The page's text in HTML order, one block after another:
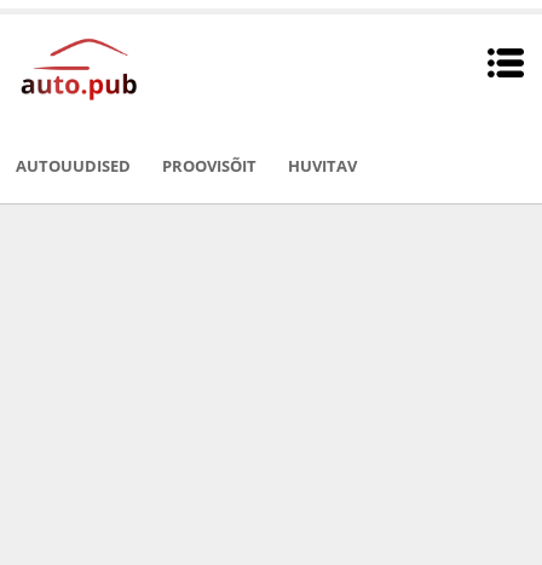
AUTOUUDISED PROOVISÕIT HUVITAV